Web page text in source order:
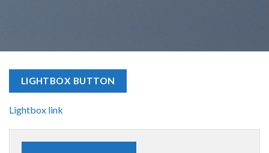
LIGHTBOX BUTTON
Lightbox link